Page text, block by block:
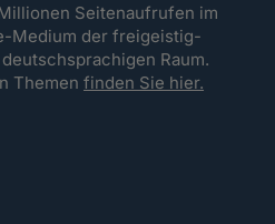
Seitenaufrufen im
Medium der freigeistig-
Raum.
Themenfinden Sie hier.